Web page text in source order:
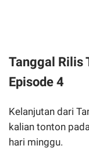
Tanggal Rilis
Episode 4
Kelanjutan dari
kalian tonton
hari minggu.